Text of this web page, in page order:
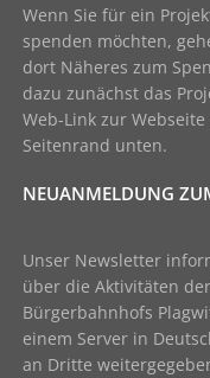
Wenn Sie für ein
spenden möchten,
dort Näheres zum
dazu zunächst das
Web-Link zur
Seitenrand unten.
NEUANMELDUNG
Unser Newsletter
über die Aktivitäten
Bürgerbahnhofs
einem Server in
an Dritte